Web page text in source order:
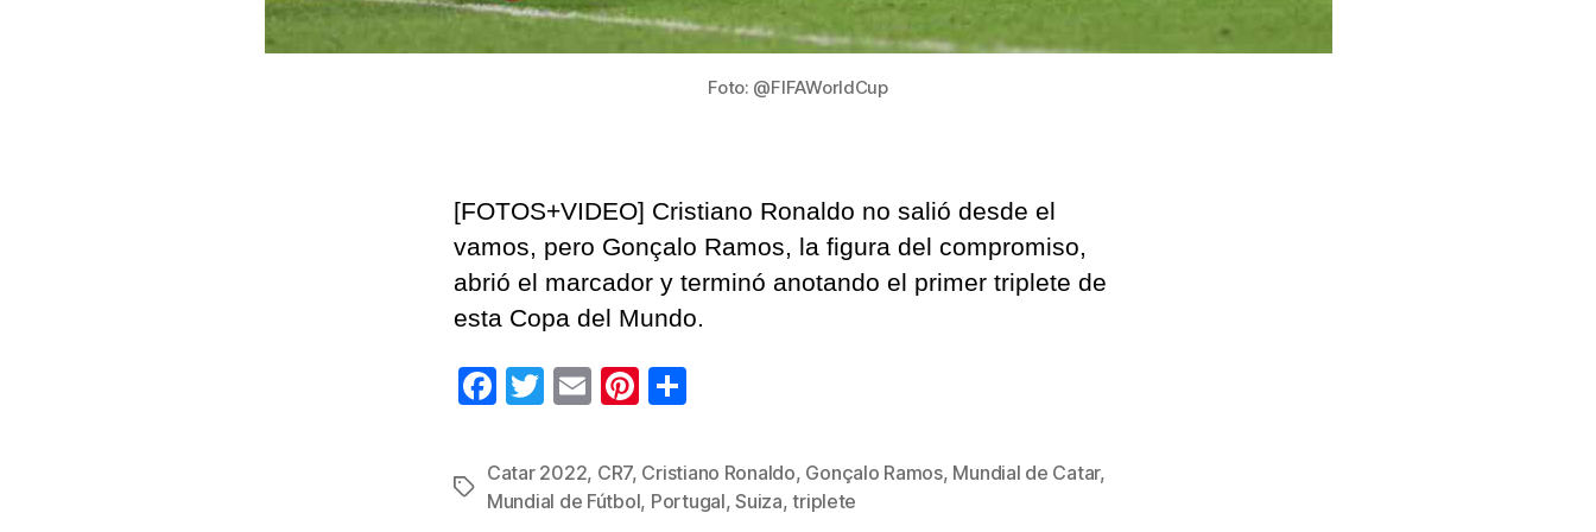
Foto: @FIFAWorldCup
[FOTOS+VIDEO] Cristiano Ronaldo no salió desde el
vamos, pero Gonçalo Ramos, la figura del compromiso,
abrió el marcador y terminó anotando el primer triplete de
esta Copa del Mundo.
F
c
e
T
tt
er
E
ail
Pi
er
e
m
p
Etiquetas
Catar 2022, CR7, Cristiano Ronaldo, Gonçalo Ramos, Mundial de Catar,
Mundial de Fútbol, Portugal,Suiza,triplete